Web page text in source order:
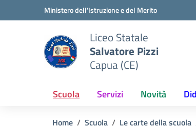
Vai ai contenuti
Vai al menu di navigazioneMinistero dell'Istruzione e del Merito
Liceo Statale
Salvatore Pizzi
Capua (CE)
Scuola Servizi Novità
Home Scuola Le carte della scuola